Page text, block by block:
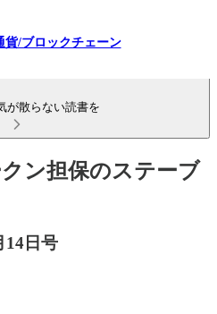
貨/ブロックチェーン
が散らない読書を
ン担保のステーブ
14日号